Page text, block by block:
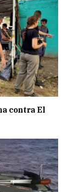
contra El